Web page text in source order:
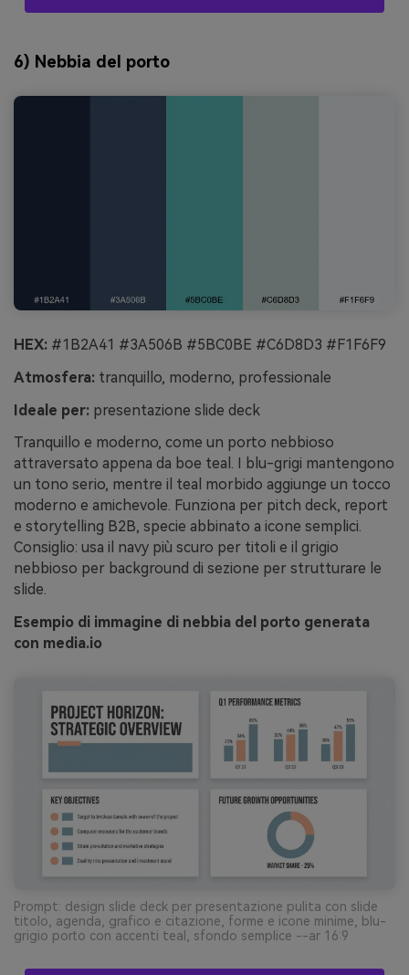
6) Nebbia del porto
HEX: #1B2A41 #3A506B #5BC0BE #C6D8D3 #F1F6F9
Atmosfera: tranquillo, moderno, professionale
Ideale per: presentazione slide deck
Tranquillo e moderno, come un porto nebbioso
attraversato appena da boe teal. I blu-grigi mantengono
un tono serio, mentre il teal morbido aggiunge un tocco
moderno e amichevole. Funziona per pitch deck, report
e storytelling B2B, specie abbinato a icone semplici.
Consiglio: usa il navy più scuro per titoli e il grigio
nebbioso per background di sezione per strutturare le
slide.
Esempio di immagine di nebbia del porto generata
con media.io
Prompt: design slide deck per presentazione pulita con slide
titolo, agenda, grafico e citazione, forme e icone minime, blu-
grigio porto con accenti teal, sfondo semplice --ar 16:9